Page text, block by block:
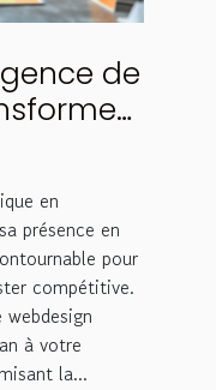
de
en
présence en
pour
compétitive.
à votre
la...